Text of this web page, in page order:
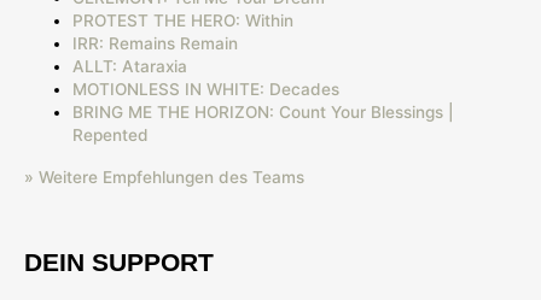
PROTEST THE HERO: Within
IRR: Remains Remain
ALLT: Ataraxia
MOTIONLESS IN WHITE: Decades
BRING ME THE HORIZON: Count Your Blessings |
Repented
» Weitere Empfehlungen des Teams
DEIN SUPPORT